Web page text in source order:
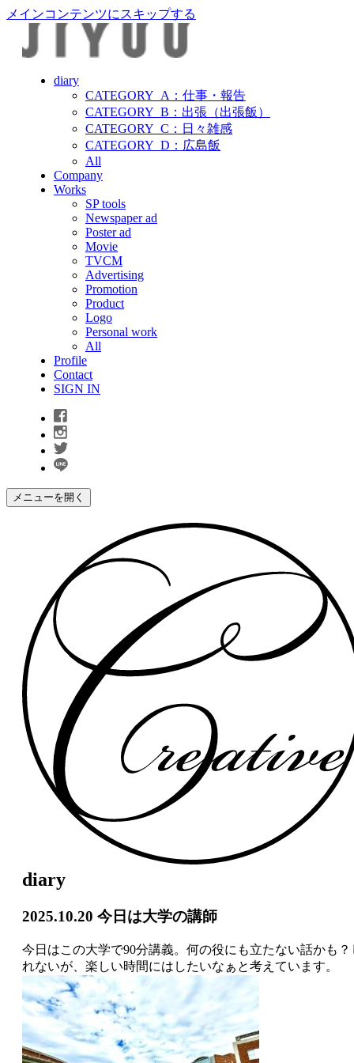
メインコンテンツにスキップする
diary
CATEGORY_A：仕事・報告
CATEGORY_B：出張（出張飯）
CATEGORY_C：日々雑感
CATEGORY_D：広島飯
All
Company
Works
SP tools
Newspaper ad
Poster ad
Movie
TVCM
Advertising
Promotion
Product
Logo
Personal work
All
Profile
Contact
SIGN IN
メニューを開く
diary
2025.10.20 今日は大学の講師
今日はこの大学で90分講義。何の役にも立たない話かも？
れないが、楽しい時間にはしたいなぁと考えています。